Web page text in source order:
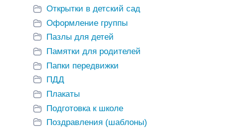
Открытки в детский сад
Оформление группы
Пазлы для детей
Памятки для родителей
Папки передвижки
ПДД
Плакаты
Подготовка к школе
Поздравления (шаблоны)